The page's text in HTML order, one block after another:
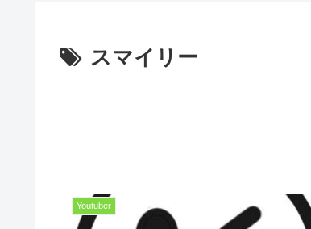
スマイリー
Youtuber